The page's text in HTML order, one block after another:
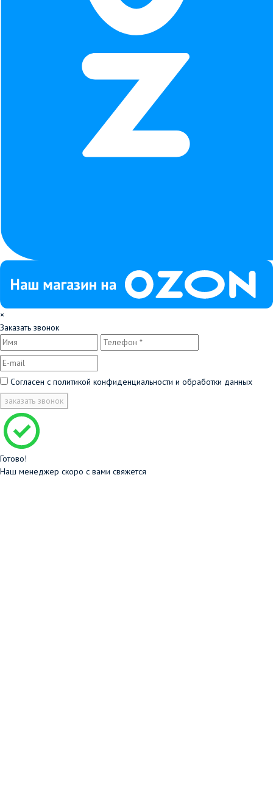
×
Заказать звонок
Согласен с политикой конфиденциальности и обработки данных
заказать звонок
Готово!
Наш менеджер скоро с вами свяжется